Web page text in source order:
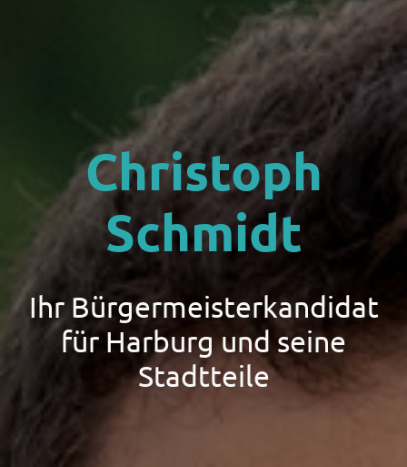
Christoph
Schmidt
Ihr Bürgermeisterkandidat
für Harburg und seine
Stadtteile